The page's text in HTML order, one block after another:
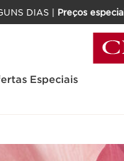
DIAS | Preços
Especiais